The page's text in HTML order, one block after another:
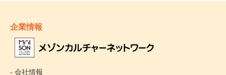
企業情報
- 会社情報